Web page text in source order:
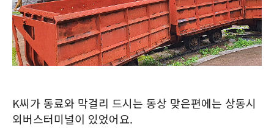
K씨가 동료와 막걸리 드시는 동상 맞은편에는 상동시
외버스터미널이 있었어요.